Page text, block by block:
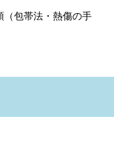
（包帯法・熱傷の手